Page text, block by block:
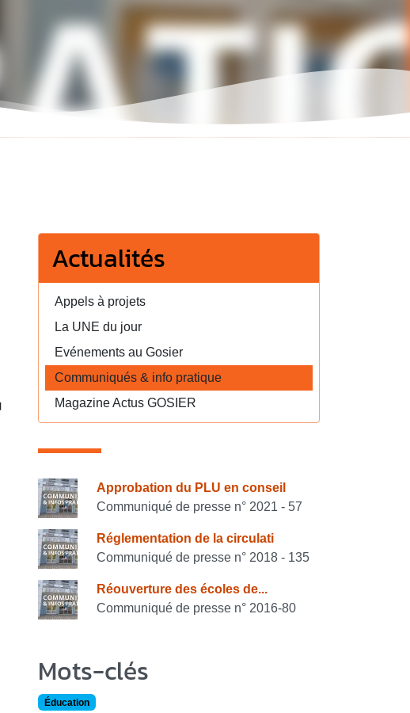
Actualités
Appels à projets
La UNE du jour
Evénements au Gosier
Communiqués & info pratique
Magazine Actus GOSIER
Consulter également
Approbation du PLU en conseil
Communiqué de presse n° 2021 - 57
Réglementation de la circulati
Communiqué de presse n° 2018 - 135
Réouverture des écoles de...
Communiqué de presse n° 2016-80
Mots-clés
Éducation